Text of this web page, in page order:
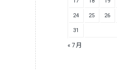
24 25 26
31
« 7月